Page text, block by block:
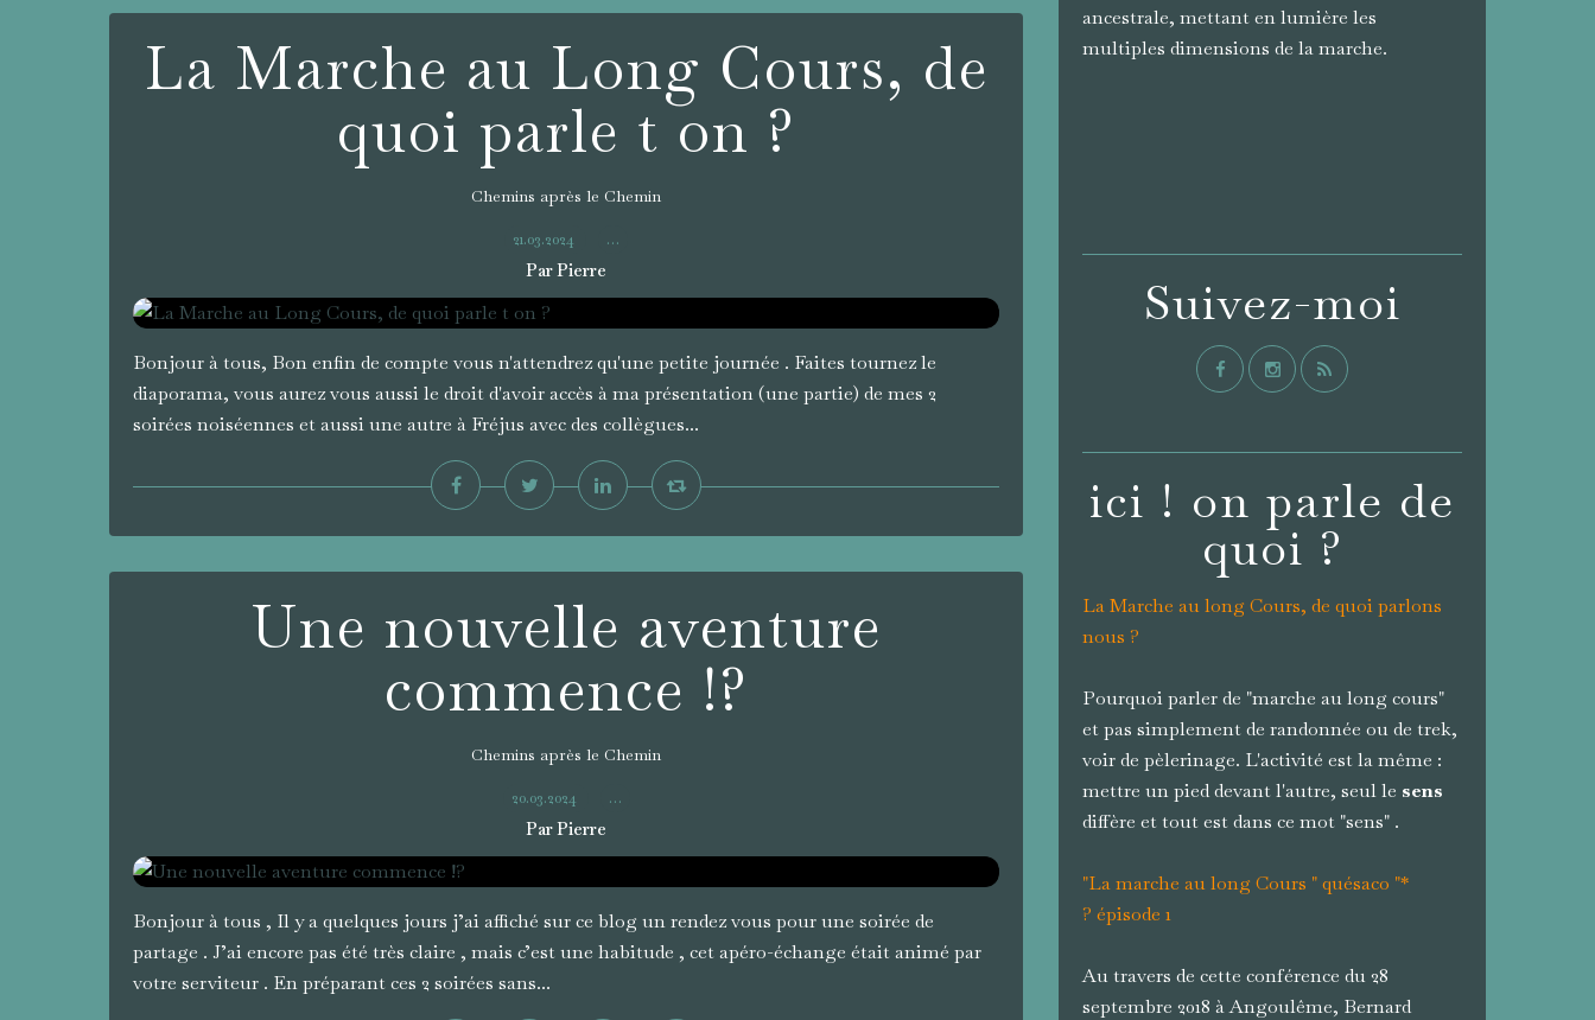
La Marche au Long Cours, de
quoi parle t on ?
Chemins après le Chemin
21.03.2024 …
Par Pierre
Bonjour à tous, Bon enfin de compte vous n'attendrez qu'une petite journée . Faites tournez le
diaporama, vous aurez vous aussi le droit d'avoir accès à ma présentation (une partie) de mes 2
soirées noiséennes et aussi une autre à Fréjus avec des collègues...
Une nouvelle aventure
commence !?
Chemins après le Chemin
20.03.2024 …
Par Pierre
Bonjour à tous , Il y a quelques jours j’ai affiché sur ce blog un rendez vous pour une soirée de
partage . J’ai encore pas été très claire , mais c’est une habitude , cet apéro-échange était animé par
votre serviteur . En préparant ces 2 soirées sans...
Suivez-moi
ici ! on parle de
quoi ?
La Marche au long Cours, de quoi parlons
nous ?
Pourquoi parler de "marche au long cours"
et pas simplement de randonnée ou de trek,
voir de pèlerinage. L'activité est la même :
mettre un pied devant l'autre, seul le sens
diffère et tout est dans ce mot "sens" .
"La marche au long Cours " quésaco "*
? épisode 1
Au travers de cette conférence du 28
septembre 2018 à Angoulême, Bernard
ancestrale, mettant en lumière les
multiples dimensions de la marche.